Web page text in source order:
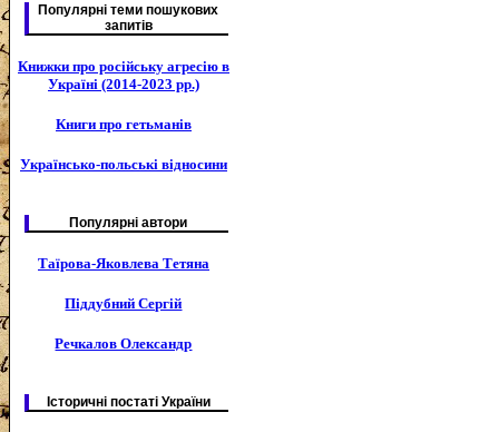
Популярні теми пошукових
запитів
Книжки про російську агресію в
Україні (2014-2023 рр.)
Книги про гетьманів
Українсько-польські відносини
Популярні автори
Таїрова-Яковлева Тетяна
Піддубний Сергій
Речкалов Олександр
Історичні постаті України